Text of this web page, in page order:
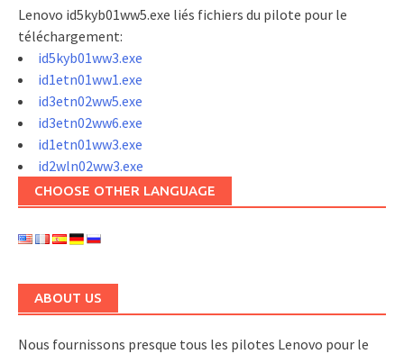
Lenovo id5kyb01ww5.exe liés fichiers du pilote pour le
téléchargement:
id5kyb01ww3.exe
id1etn01ww1.exe
id3etn02ww5.exe
id3etn02ww6.exe
id1etn01ww3.exe
id2wln02ww3.exe
CHOOSE OTHER LANGUAGE
ABOUT US
Nous fournissons presque tous les pilotes Lenovo pour le